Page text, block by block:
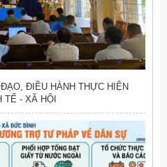
ĐIỀU HÀNH THỰC HIỆN
TẾ - XÃ HỘI